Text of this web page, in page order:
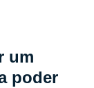
um
poder